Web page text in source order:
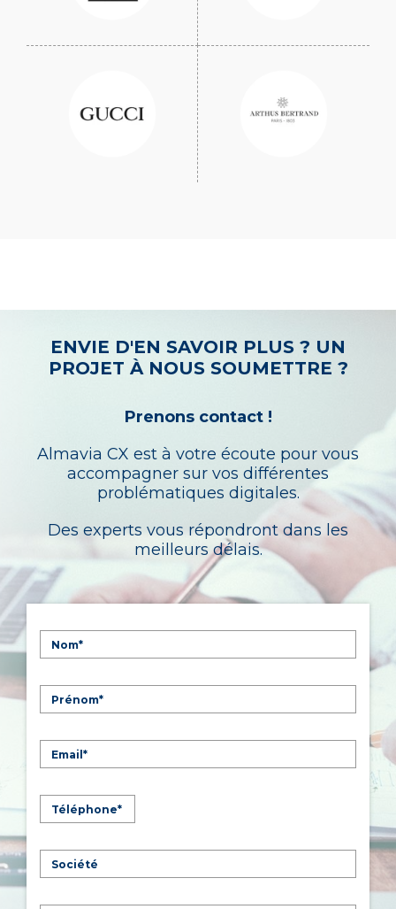
ENVIE D'EN SAVOIR PLUS ? UN
PROJET À NOUS SOUMETTRE ?
Prenons contact !
Almavia CX est à votre écoute pour vous
accompagner sur vos différentes
problématiques digitales.
Des experts vous répondront dans les
meilleurs délais.